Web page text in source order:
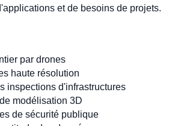
et de besoins de projets.
par drones
haute résolution
inspections d'infrastructures
modélisation 3D
de sécurité publique